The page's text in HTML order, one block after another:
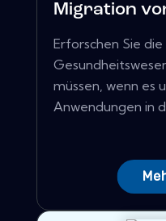
Migration
Erforschen Sie
müssen, wenn es
Anwendungen in